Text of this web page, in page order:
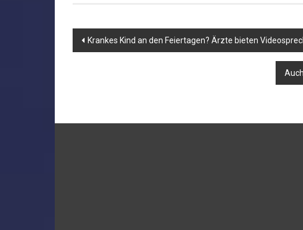
Beitragsnavigation
Krankes Kind an den Feiertagen? Ärzte bieten